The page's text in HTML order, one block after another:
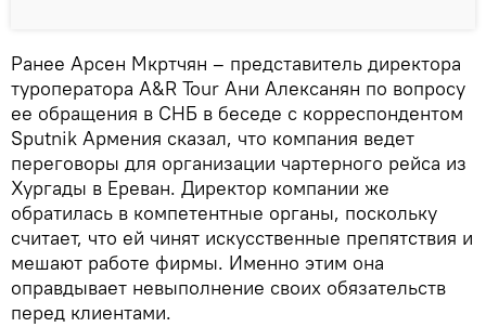
Ранее Арсен Мкртчян – представитель директора
туроператора A&R Tour Ани Алексанян по вопросу
ее обращения в СНБ в беседе с корреспондентом
Sputnik Армения сказал, что компания ведет
переговоры для организации чартерного рейса из
Хургады в Ереван. Директор компании же
обратилась в компетентные органы, поскольку
считает, что ей чинят искусственные препятствия и
мешают работе фирмы. Именно этим она
оправдывает невыполнение своих обязательств
перед клиентами.